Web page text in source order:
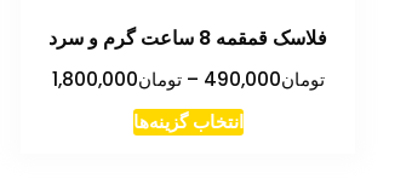
فلاسک قمقمه 8 ساعت گرم و سرد
تومان490,000
– تومان1,800,000محدوده
انتخاب گزینه‌هااین